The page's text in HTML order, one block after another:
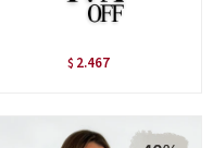
$ 2.467